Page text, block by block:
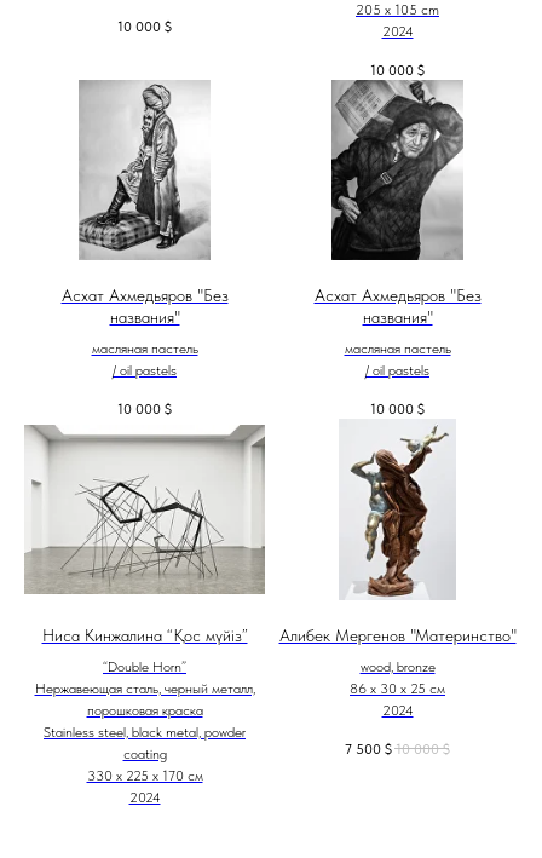
10 000 $
205 х 105 cm
2024
10 000 $
Асхат Ахмедьяров "Без
названия"
масляная пастель
/ oil pastels
10 000 $
Асхат Ахмедьяров "Без
названия"
масляная пастель
/ oil pastels
10 000 $
Ниса Кинжалина “Қос мүйіз”
“Double Horn”
Нержавеющая сталь, черный металл,
порошковая краска
Stainless steel, black metal, powder
coating
330 х 225 х 170 см
2024
Алибек Мергенов "Материнство"
wood, bronze
86 х 30 х 25 см
2024
7 500 $ 10 000 $